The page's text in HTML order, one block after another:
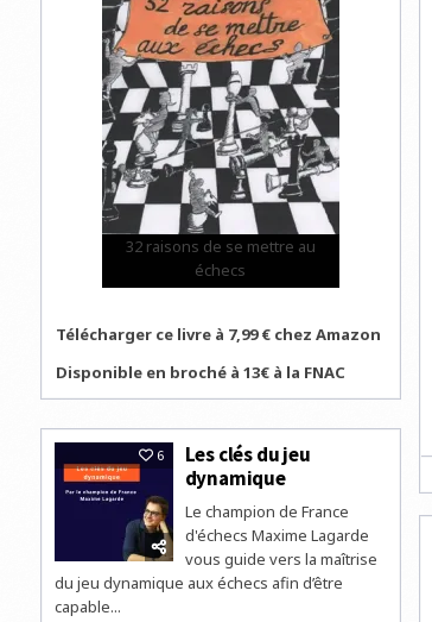
32 raisons de se mettre au
échecs
Télécharger ce livre à 7,99 € chez Amazon
Disponible en broché à 13€ à la FNAC
6
Les clés du jeu
dynamique
Le champion de France
d'échecs Maxime Lagarde
vous guide vers la maîtrise
du jeu dynamique aux échecs afin d’être
capable...